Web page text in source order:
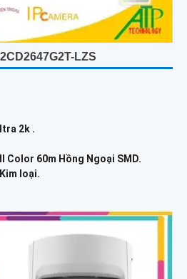
LZS
2k .
Color 60m Hồng Ngoại SMD.
loại.